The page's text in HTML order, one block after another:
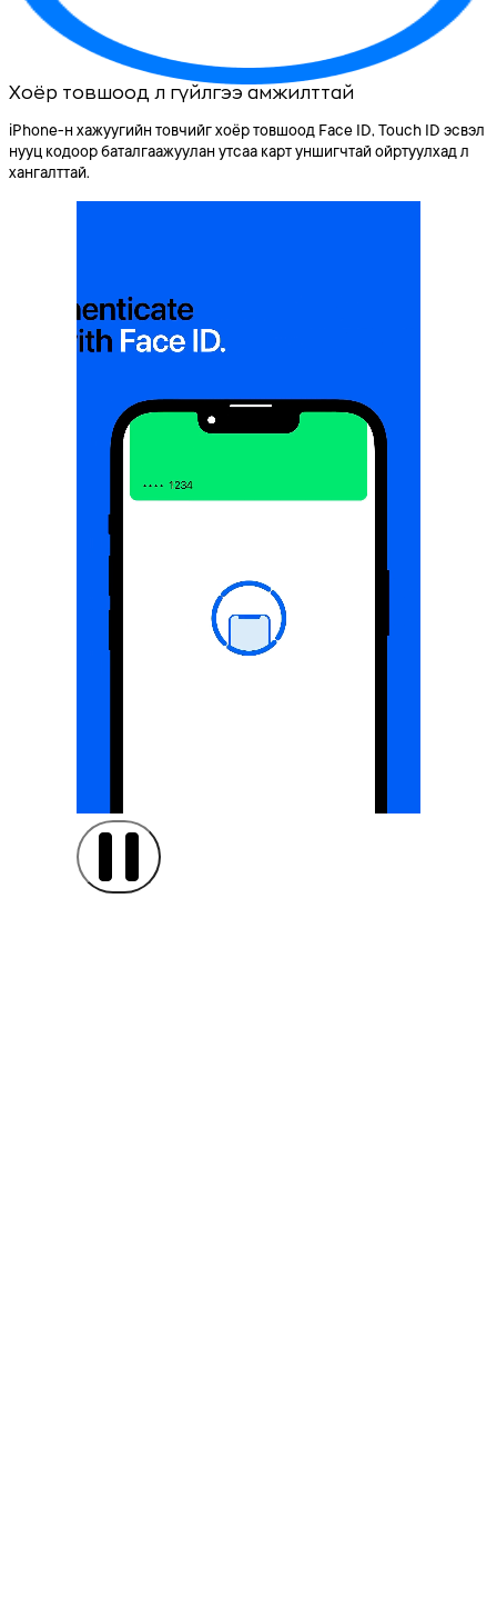
Хоёр товшоод л гүйлгээ амжилттай
iPhone-н хажуугийн товчийг хоёр товшоод Face ID, Touch ID эсвэл
нууц кодоор баталгаажуулан утсаа карт уншигчтай ойртуулхад л
хангалттай.